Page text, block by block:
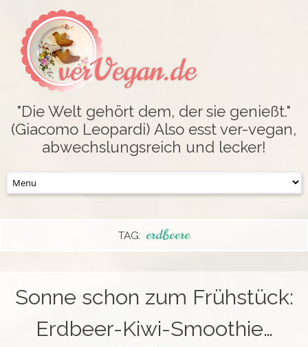
verVegan.de
"Die Welt gehört dem, der sie genießt."
(Giacomo Leopardi) Also esst ver-vegan,
abwechslungsreich und lecker!
to
TAG: erdbeere
Sonne schon zum Frühstück:
Erdbeer-Kiwi-Smoothie…